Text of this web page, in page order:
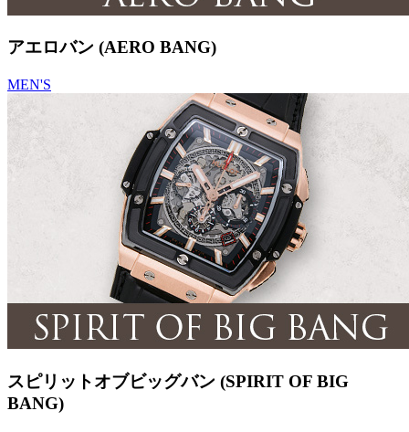
アエロバン (AERO BANG)
MEN'S
スピリットオブビッグバン (SPIRIT OF BIG
BANG)